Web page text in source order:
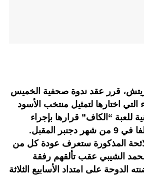
قرر عقد ندوة صحفية الخميس
اختارها لتمثيل منتخب الأسود
للعبة “الكاف” قرارها بإجراء
المقبل.
المذكورة ستعرف عودة كل من
الشيبي عقب تألقهم رفقة
على امتداد الأسابيع الثلاثة